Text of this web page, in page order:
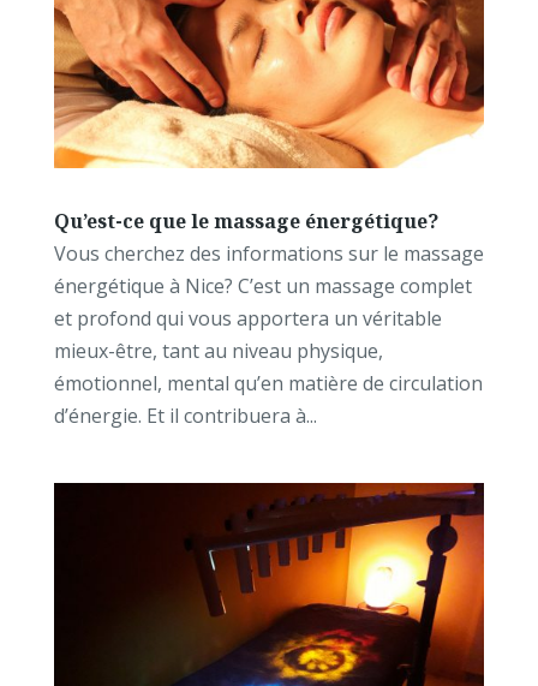
Qu’est-ce que le massage énergétique?
Vous cherchez des informations sur le massage
énergétique à Nice? C’est un massage complet
et profond qui vous apportera un véritable
mieux-être, tant au niveau physique,
émotionnel, mental qu’en matière de circulation
d’énergie. Et il contribuera à...